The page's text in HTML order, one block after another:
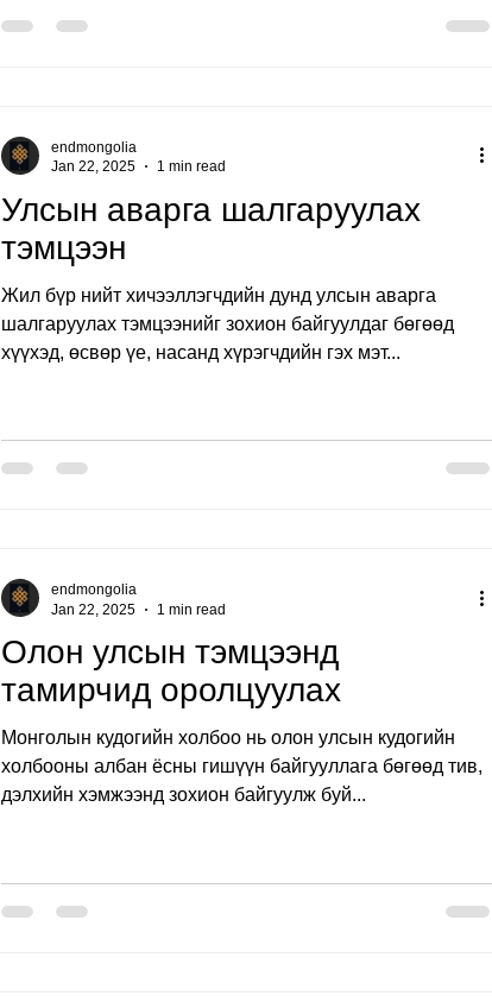
Улсын аварга шалгаруулах
тэмцээн
Жил бүр нийт хичээллэгчдийн дунд улсын аварга
шалгаруулах тэмцээнийг зохион байгуулдаг бөгөөд
хүүхэд, өсвөр үе, насанд хүрэгчдийн гэх мэт...
endmongolia
Jan 22, 2025
1 min read
Олон улсын тэмцээнд
тамирчид оролцуулах
Монголын кудогийн холбоо нь олон улсын кудогийн
холбооны албан ёсны гишүүн байгууллага бөгөөд тив,
дэлхийн хэмжээнд зохион байгуулж буй...
endmongolia
Jan 22, 2025
1 min read